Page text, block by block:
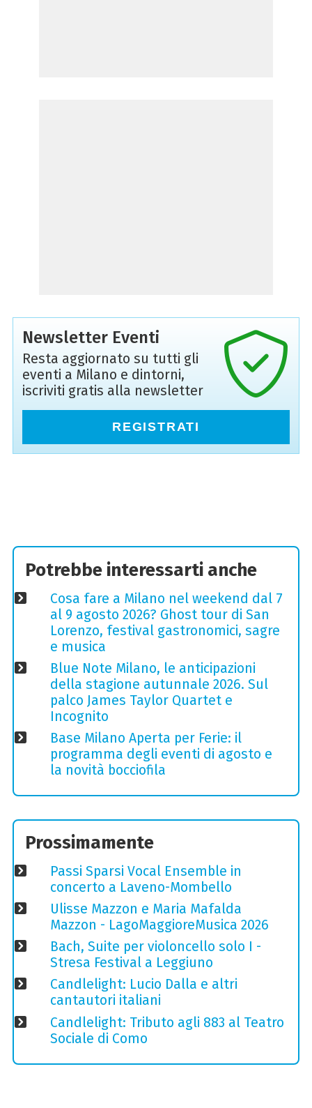
Newsletter Eventi
Resta aggiornato su tutti gli
eventi a Milano e dintorni,
iscriviti gratis alla newsletter
REGISTRATI
Potrebbe interessarti anche
Cosa fare a Milano nel weekend dal 7
al 9 agosto 2026? Ghost tour di San
Lorenzo, festival gastronomici, sagre
e musica
Blue Note Milano, le anticipazioni
della stagione autunnale 2026. Sul
palco James Taylor Quartet e
Incognito
Base Milano Aperta per Ferie: il
programma degli eventi di agosto e
la novità bocciofila
Prossimamente
Passi Sparsi Vocal Ensemble in
concerto a Laveno-Mombello
Ulisse Mazzon e Maria Mafalda
Mazzon - LagoMaggioreMusica 2026
Bach, Suite per violoncello solo I -
Stresa Festival a Leggiuno
Candlelight: Lucio Dalla e altri
cantautori italiani
Candlelight: Tributo agli 883 al Teatro
Sociale di Como